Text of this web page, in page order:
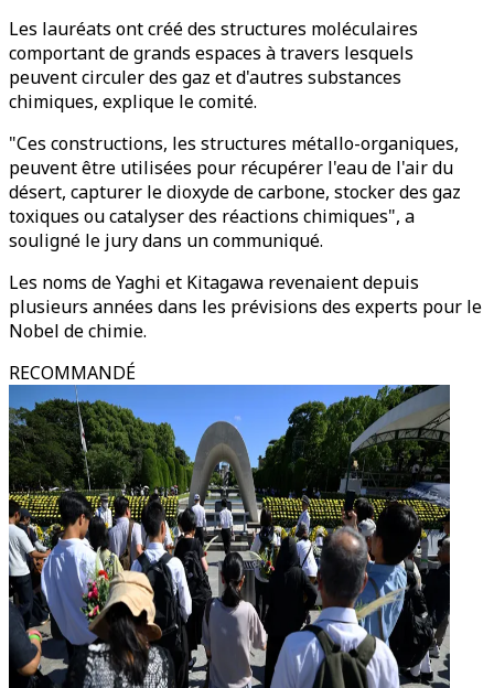
Les lauréats ont créé des structures moléculaires
comportant de grands espaces à travers lesquels
peuvent circuler des gaz et d'autres substances
chimiques, explique le comité.
"Ces constructions, les structures métallo-organiques,
peuvent être utilisées pour récupérer l'eau de l'air du
désert, capturer le dioxyde de carbone, stocker des gaz
toxiques ou catalyser des réactions chimiques", a
souligné le jury dans un communiqué.
Les noms de Yaghi et Kitagawa revenaient depuis
plusieurs années dans les prévisions des experts pour le
Nobel de chimie.
RECOMMANDÉ